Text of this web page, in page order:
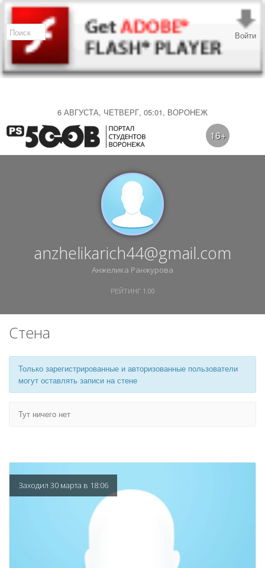
6 АВГУСТА, ЧЕТВЕРГ, 05:01, ВОРОНЕЖ
Войти
16+
anzhelikarich44@gmail.com
Анжелика Ранжурова
РЕЙТИНГ 1.00
Стена
Только зарегистрированные и авторизованные пользователи
могут оставлять записи на стене
Тут ничего нет
Заходил 30 марта в 18:06